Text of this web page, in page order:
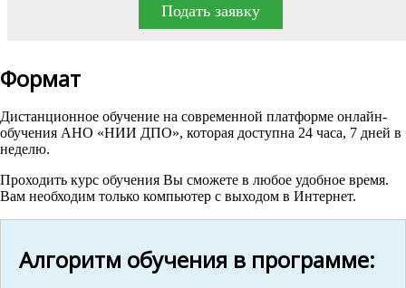
Подать заявку
Формат
Дистанционное обучение на современной платформе онлайн-
обучения АНО «НИИ ДПО», которая доступна 24 часа, 7 дней в
неделю.
Проходить курс обучения Вы сможете в любое удобное время.
Вам необходим только компьютер с выходом в Интернет.
Алгоритм обучения в программе: